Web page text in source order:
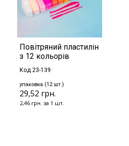
Повітряний пластилін
з 12 кольорів
Код 23-139
упаковка (12 шт.)
29,52 грн.
2,46 грн. за 1 шт.